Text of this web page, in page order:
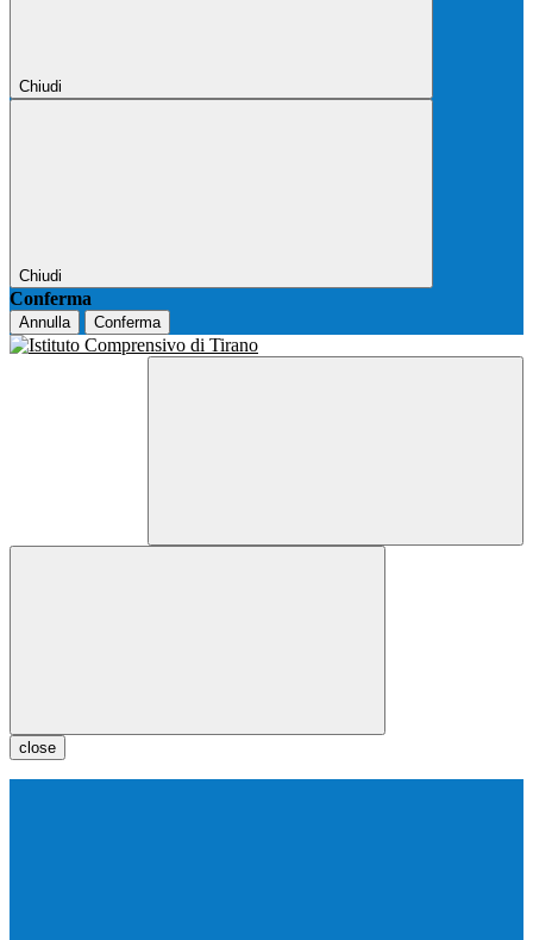
Chiudi
Chiudi
Conferma
Annulla Conferma
close